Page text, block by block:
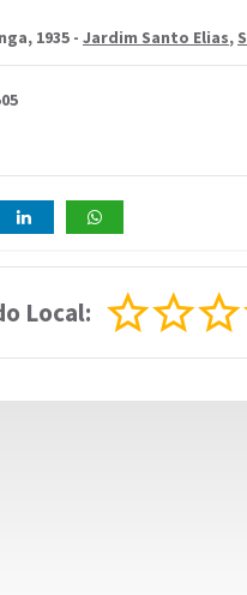
1935 - Jardim Santo Elias,
Local: